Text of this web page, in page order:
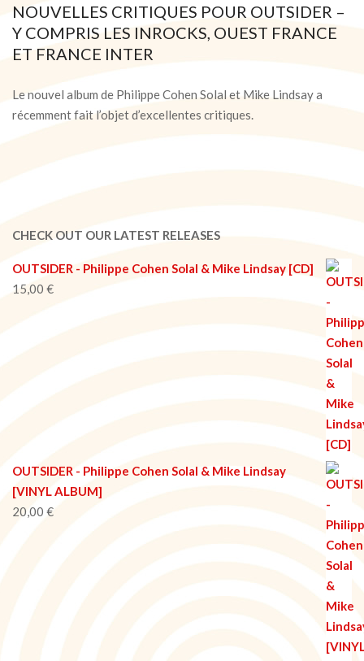
NOUVELLES CRITIQUES POUR OUTSIDER –
Y COMPRIS LES INROCKS, OUEST FRANCE
ET FRANCE INTER
03-
05
Le nouvel album de Philippe Cohen Solal et Mike Lindsay a
récemment fait l’objet d’excellentes critiques.
CHECK OUT OUR LATEST RELEASES
OUTSIDER - Philippe Cohen Solal & Mike Lindsay [CD]
15,00 €
OUTSIDER - Philippe Cohen Solal & Mike Lindsay
[VINYL ALBUM]
20,00 €